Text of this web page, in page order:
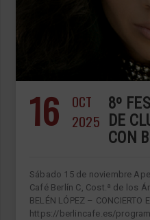
16
OCT
2025
8º
DE
CON
Sábado 15 de noviembre
Café Berlín C, Cost.ª de los
BELÉN LÓPEZ – CONCIERTO
https://berlincafe.es/